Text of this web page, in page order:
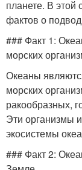
планете. В этой
фактов о
### Факт 1:
морских
Океаны
морских
ракообразных,
Эти организмы
экосистемы
### Факт 2: